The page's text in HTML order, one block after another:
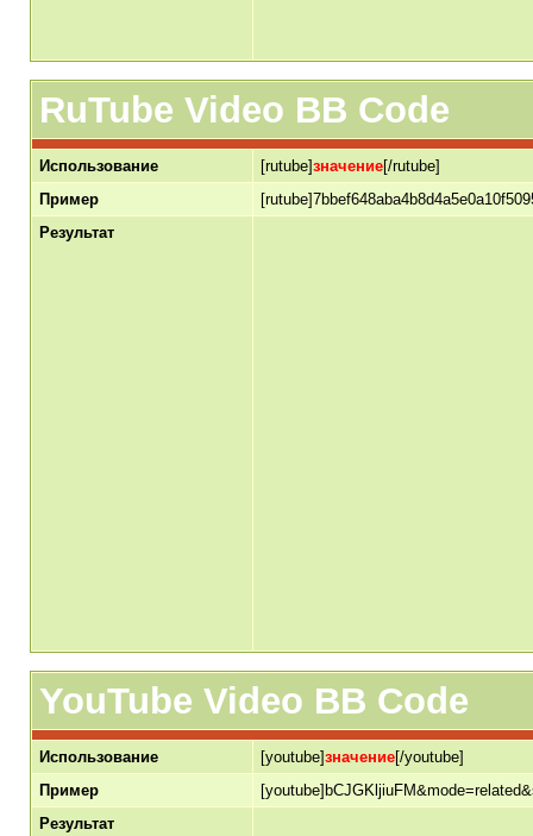
RuTube Video BB Code
Использование [rutube]значение[/rutube]
Пример
Результат
YouTube Video BB Code
Использование [youtube]значение[/youtube]
Пример
Результат